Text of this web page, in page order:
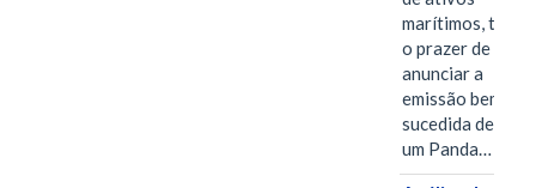
marítimos, tem
o prazer de
anunciar a
emissão bem-
sucedida de
um Panda…